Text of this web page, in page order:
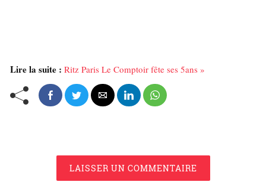
Lire la suite : Ritz Paris Le Comptoir fête ses 5ans »
LAISSER UN COMMENTAIRE